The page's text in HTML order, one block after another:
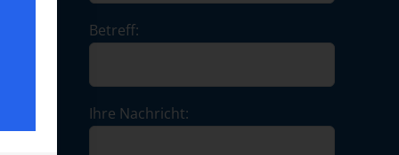
Betreff:
Ihre Nachricht: